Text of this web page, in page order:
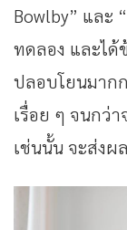
Bowlby” และ
ทดลอง และได้
ปลอบโยนมากก
เรื่อย ๆ จนกว่
เช่นนั้น จะส่งผ